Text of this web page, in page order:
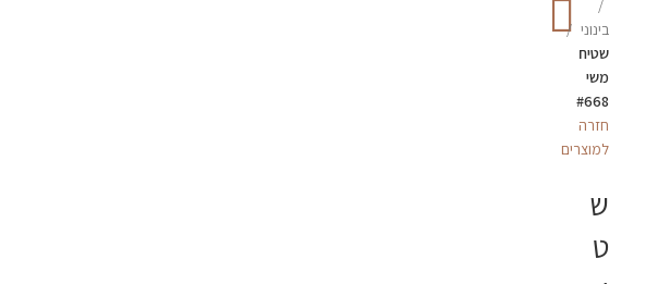
בינוני
שטיח
משי
#668
חזרה
למוצרים
ש
ט